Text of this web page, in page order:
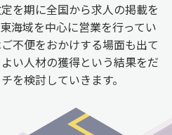
を期に全国から求人の掲載を
海域を中心に営業を行ってい
不便をおかけする場面も出て
い人材の獲得という結果をだ
を検討していきます。